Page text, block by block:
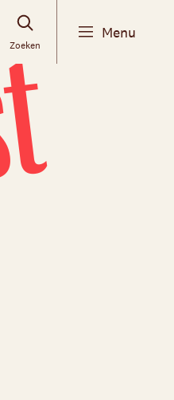
Zoeken
Menu
Contact